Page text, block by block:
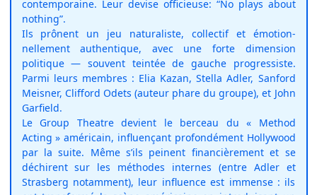
contemporaine. Leur devise officieuse: “No plays about
nothing”.
Ils prônent un jeu naturaliste, collectif et émo­tion­
nellement authentique, avec une forte dimension
politique — souvent teintée de gauche progressiste.
Parmi leurs membres : Elia Kazan, Stella Adler, Sanford
Meisner, Clifford Odets (auteur phare du groupe), et John
Garfield.
Le Group Theatre devient le berceau du « Method
Acting » américain, influençant profondément Hollywood
par la suite. Même s’ils peinent financièrement et se
déchirent sur les méthodes internes (entre Adler et
Strasberg notamment), leur influence est immense : ils